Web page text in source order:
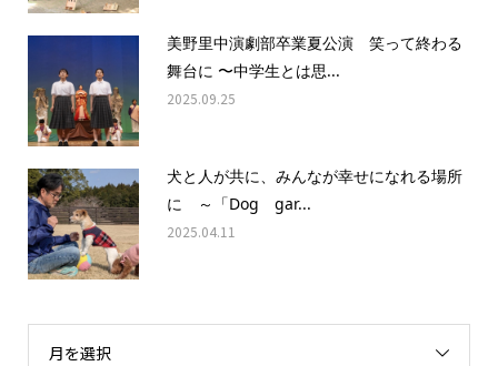
美野里中演劇部卒業夏公演 笑って終わる
舞台に 〜中学生とは思...
2025.09.25
犬と人が共に、みんなが幸せになれる場所
に ～「Dog gar...
2025.04.11
月を選択